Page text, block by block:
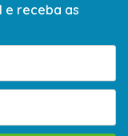
e receba as